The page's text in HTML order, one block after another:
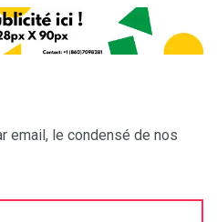
email, le condensé de nos